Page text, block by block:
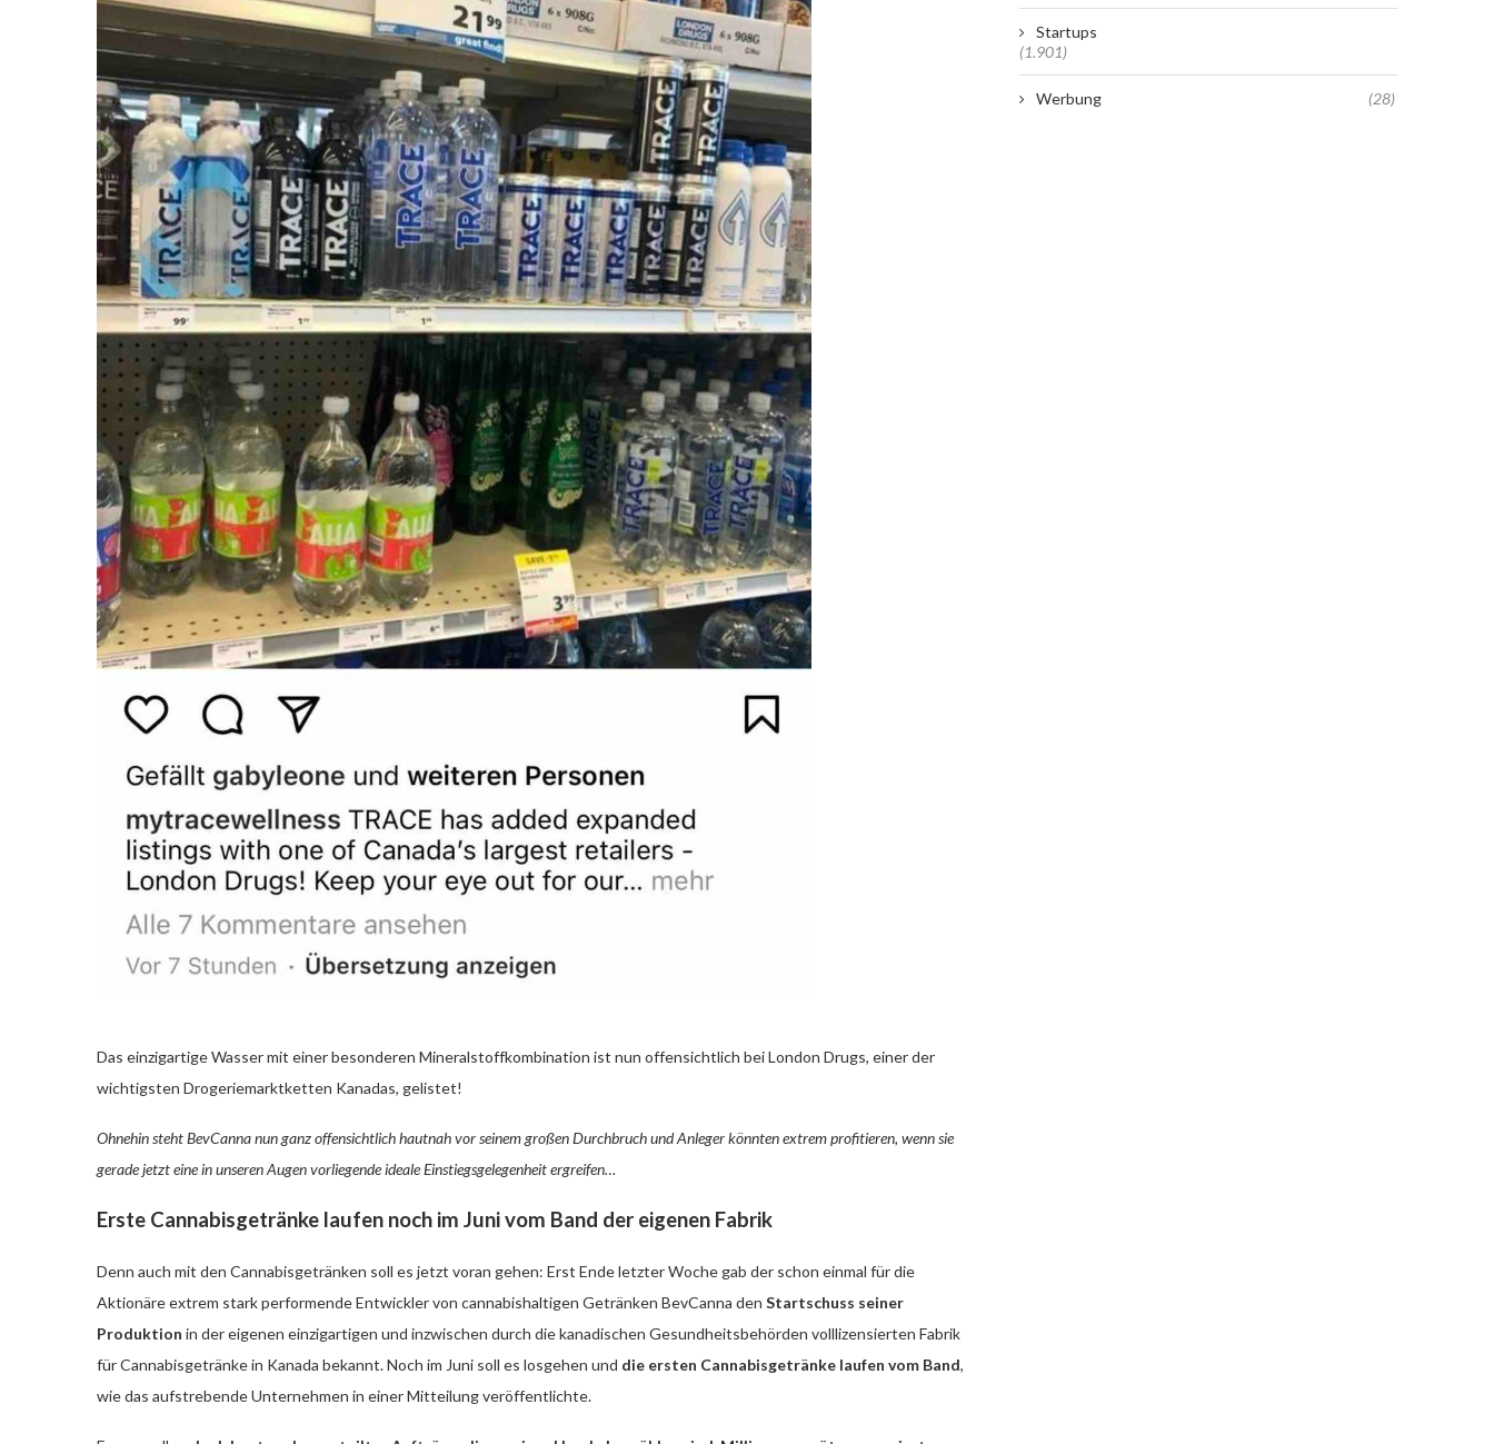
Das einzigartige Wasser mit einer besonderen Mineralstoffkombination ist nun offensichtlich bei London Drugs, einer der
wichtigsten Drogeriemarktketten Kanadas, gelistet!
Ohnehin steht BevCanna nun ganz offensichtlich hautnah vor seinem großen Durchbruch und Anleger könnten extrem profitieren, wenn sie
gerade jetzt eine in unseren Augen vorliegende ideale Einstiegsgelegenheit ergreifen…
Erste Cannabisgetränke laufen noch im Juni vom Band der eigenen Fabrik
Denn auch mit den Cannabisgetränken soll es jetzt voran gehen: Erst Ende letzter Woche gab der schon einmal für die
Aktionäre extrem stark performende Entwickler von cannabishaltigen Getränken BevCanna den Startschuss seiner
Produktion in der eigenen einzigartigen und inzwischen durch die kanadischen Gesundheitsbehörden volllizensierten Fabrik
für Cannabisgetränke in Kanada bekannt. Noch im Juni soll es losgehen und die ersten Cannabisgetränke laufen vom Band,
wie das aufstrebende Unternehmen in einer Mitteilung veröffentlichte.
Startups
(1.901)
Werbung (28)